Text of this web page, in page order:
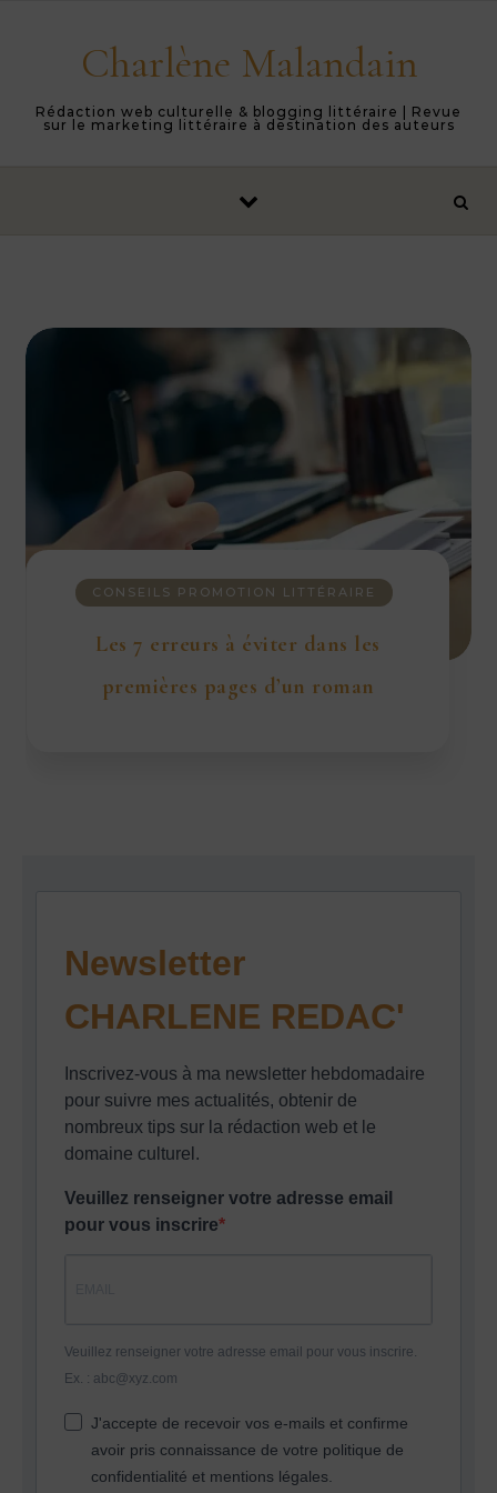
Charlène Malandain
Rédaction web culturelle & blogging littéraire | Revue
sur le marketing littéraire à destination des auteurs
CONSEILS PROMOTION LITTÉRAIRE
Les 7 erreurs à éviter dans les
premières pages d’un roman
Newsletter
CHARLENE REDAC'
Inscrivez-vous à ma newsletter hebdomadaire
pour suivre mes actualités, obtenir de
nombreux tips sur la rédaction web et le
domaine culturel.
Veuillez renseigner votre adresse email
pour vous inscrire
Veuillez renseigner votre adresse email pour vous inscrire.
Ex. : abc@xyz.com
J'accepte de recevoir vos e-mails et confirme
avoir pris connaissance de votre politique de
confidentialité et mentions légales.